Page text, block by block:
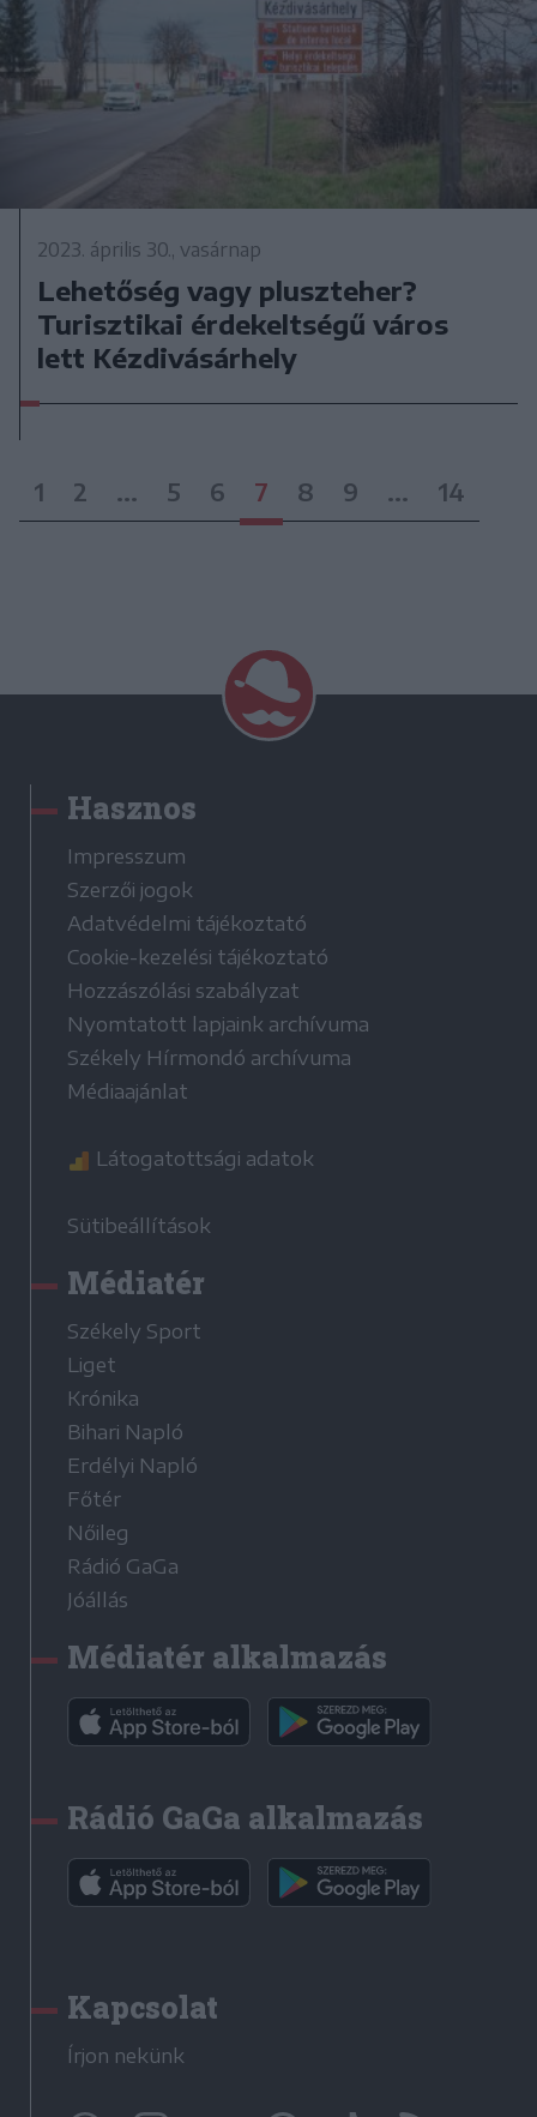
2023. április 30., vasárnap
Lehetőség vagy pluszteher?
Turisztikai érdekeltségű város
lett Kézdivásárhely
1 2 ... 5 6 7 8 9 ... 14
Hasznos
Impresszum
Szerzői jogok
Adatvédelmi tájékoztató
Cookie-kezelési tájékoztató
Hozzászólási szabályzat
Nyomtatott lapjaink archívuma
Székely Hírmondó archívuma
Médiaajánlat
Látogatottsági adatok
Sütibeállítások
Médiatér
Székely Sport
Liget
Krónika
Bihari Napló
Erdélyi Napló
Főtér
Nőileg
Rádió GaGa
Jóállás
Médiatér alkalmazás
Rádió GaGa alkalmazás
Kapcsolat
Írjon nekünk